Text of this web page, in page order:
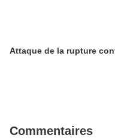
Attaque de la rupture
Commentaires